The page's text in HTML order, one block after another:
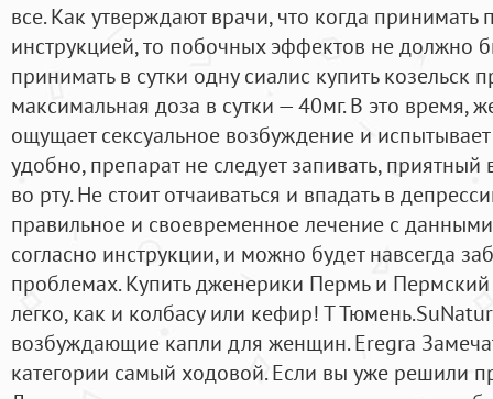
все. Как утверждают врачи, что когда принимать
инструкцией, то побочных эффектов не должно
принимать в сутки одну сиалис купить козельск
максимальная доза в сутки — 40мг. В это время,
ощущает сексуальное возбуждение и
удобно, препарат не следует запивать,
во рту. Не стоит отчаиваться и впадать в
правильное и своевременное лечение с
согласно инструкции, и можно будет навсегда
проблемах. Купить дженерики Пермь и
легко, как и колбасу или кефир! Т
возбуждающие капли для женщин. Eregra
категории самый ходовой. Если вы уже решили